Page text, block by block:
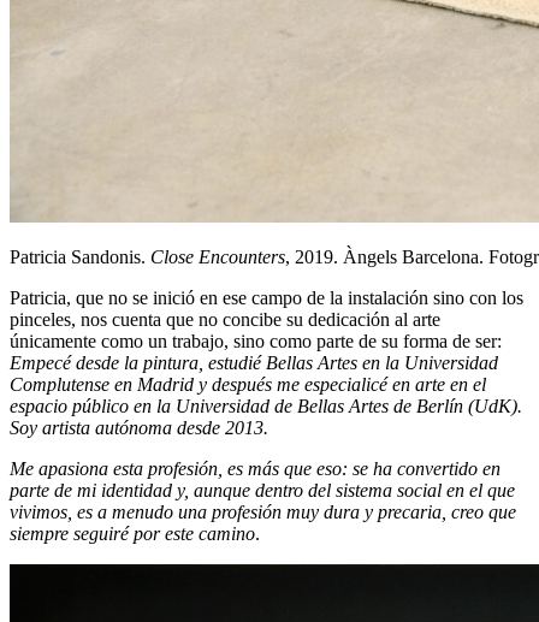
Patricia Sandonis. Close Encounters, 2019. Àngels Barcelona.
Patricia, que no se inició en ese campo de la instalación sino con los
pinceles, nos cuenta que no concibe su dedicación al arte
únicamente como un trabajo, sino como parte de su forma de ser:
Empecé desde la pintura, estudié Bellas Artes en la Universidad
Complutense en Madrid y después me especialicé en arte en el
espacio público en la Universidad de Bellas Artes de Berlín (UdK).
Soy artista autónoma desde 2013.
Me apasiona esta profesión, es más que eso: se ha convertido en
parte de mi identidad y, aunque dentro del sistema social en el que
vivimos, es a menudo una profesión muy dura y precaria, creo que
siempre seguiré por este camino.